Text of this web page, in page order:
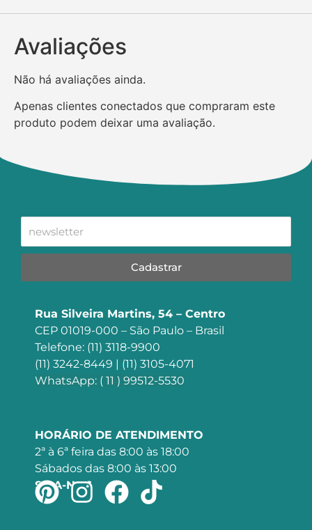
Avaliações
Não há avaliações ainda.
Apenas clientes conectados que compraram este
produto podem deixar uma avaliação.
Cadastrar
Rua Silveira Martins, 54 – Centro
CEP 01019-000 – São Paulo – Brasil
Telefone: (11) 3118-9900
(11) 3242-8449 | (11) 3105-4071
WhatsApp: ( 11 ) 99512-5530
HORÁRIO DE ATENDIMENTO
2ª à 6ª feira das 8:00 às 18:00
Sábados das 8:00 às 13:00
SIGA-NOS